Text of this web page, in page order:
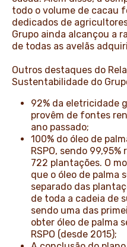
todo o volume de cacau
dedicados de
Grupo ainda alcançou a
de todas as avelãs
Outros destaques do
Sustentabilidade do
92% da eletricidade
provêm de fontes
ano passado;
100% do óleo de
RSPO, sendo
722 plantações. O
que o óleo de palma
separado das
de toda a cadeia de
sendo uma das
obter óleo de palma
RSPO (desde 2015);